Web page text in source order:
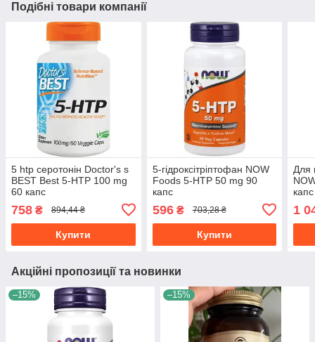
Подібні товари компанії
5 htp серотонін Doctor's s
BEST Best 5-HTP 100 mg
60 капс
758 ₴ 894,44 ₴
Купити
5-гідроксітріптофан NOW
Foods 5-HTP 50 mg 90
капс
596₴ 703,28 ₴
Купити
Для
капс
1
Акційні пропозиції та новинки
–15% –15%